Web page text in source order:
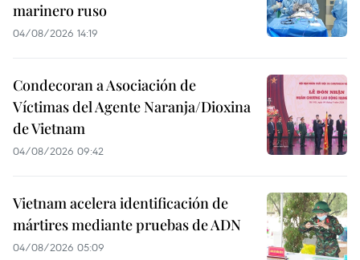
marinero ruso
04/08/2026 14:19
Condecoran a Asociación de
Víctimas del Agente Naranja/Dioxina
de Vietnam
04/08/2026 09:42
Vietnam acelera identificación de
mártires mediante pruebas de ADN
04/08/2026 05:09